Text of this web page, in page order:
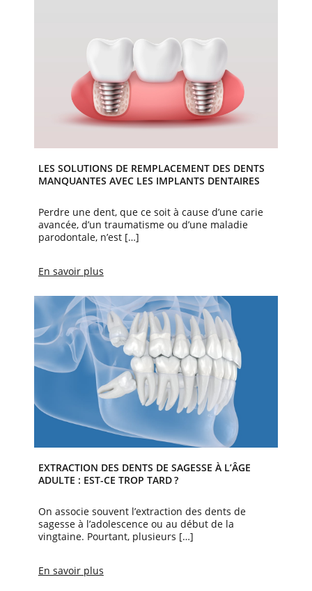
LES SOLUTIONS DE REMPLACEMENT DES DENTS
MANQUANTES AVEC LES IMPLANTS DENTAIRES
Perdre une dent, que ce soit à cause d’une carie
avancée, d’un traumatisme ou d’une maladie
parodontale, n’est […]
En savoir plus
EXTRACTION DES DENTS DE SAGESSE À L’ÂGE
ADULTE : EST-CE TROP TARD ?
On associe souvent l’extraction des dents de
sagesse à l’adolescence ou au début de la
vingtaine. Pourtant, plusieurs […]
En savoir plus